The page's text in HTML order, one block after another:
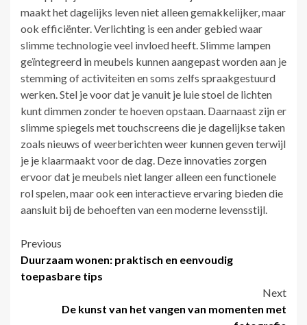
maakt het dagelijks leven niet alleen gemakkelijker, maar
ook efficiënter. Verlichting is een ander gebied waar
slimme technologie veel invloed heeft. Slimme lampen
geïntegreerd in meubels kunnen aangepast worden aan je
stemming of activiteiten en soms zelfs spraakgestuurd
werken. Stel je voor dat je vanuit je luie stoel de lichten
kunt dimmen zonder te hoeven opstaan. Daarnaast zijn er
slimme spiegels met touchscreens die je dagelijkse taken
zoals nieuws of weerberichten weer kunnen geven terwijl
je je klaarmaakt voor de dag. Deze innovaties zorgen
ervoor dat je meubels niet langer alleen een functionele
rol spelen, maar ook een interactieve ervaring bieden die
aansluit bij de behoeften van een moderne levensstijl.
Post
navigation
Previous
Duurzaam wonen: praktisch en eenvoudig
toepasbare tips
Next
De kunst van het vangen van momenten met